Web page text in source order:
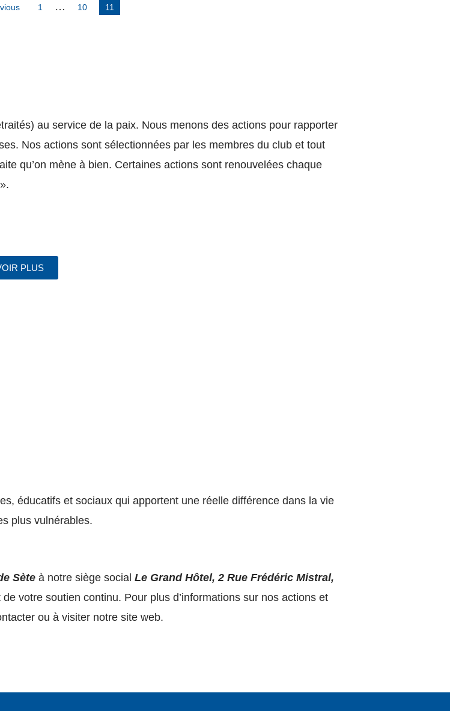
1 … 10 11
au service de la paix. Nous menons des actions pour rapporter
Nos actions sont sélectionnées par les membres du club et tout
qu’on mène à bien. Certaines actions sont renouvelées chaque
PLUS
éducatifs et sociaux qui apportent une réelle différence dans la vie
plus vulnérables.
Sèteà notre siège social Le Grand Hôtel, 2 Rue Frédéric Mistral,
votre soutien continu. Pour plus d’informations sur nos actions et
ou à visiter notre site web.